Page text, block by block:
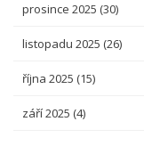
prosince 2025 (30)
listopadu 2025 (26)
října 2025 (15)
září 2025 (4)